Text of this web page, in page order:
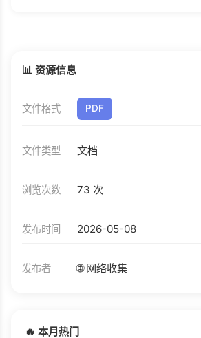
📊 资源信息
文件格式 PDF
文件类型 文档
浏览次数 73 次
发布时间 2026-05-08
发布者 🌐 网络收集
🔥 本月热门